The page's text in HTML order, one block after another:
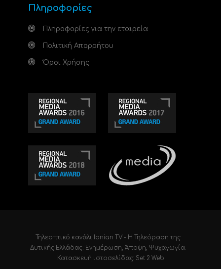
Πληροφορίες
Πληροφορίες για την εταιρεία
Πολιτική Απορρήτου
Όροι Χρήσης
Τηλεοπτικό κανάλι Ionian TV - Η Τηλεόραση της
Δυτικής Ελλάδας. Ενημέρωση, Άποψη, Ψυχαγωγία.
Κατασκευή ιστοσελίδας: Set 2 Web